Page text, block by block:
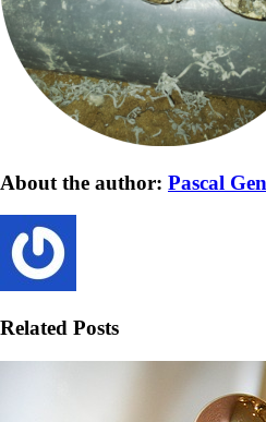
About the author: Pascal
Related Posts